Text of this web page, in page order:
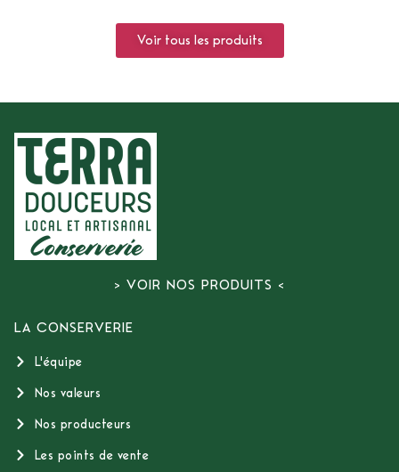
Voir tous les produits
> VOIR NOS PRODUITS <
LA CONSERVERIE
L'équipe
Nos valeurs
Nos producteurs
Les points de vente